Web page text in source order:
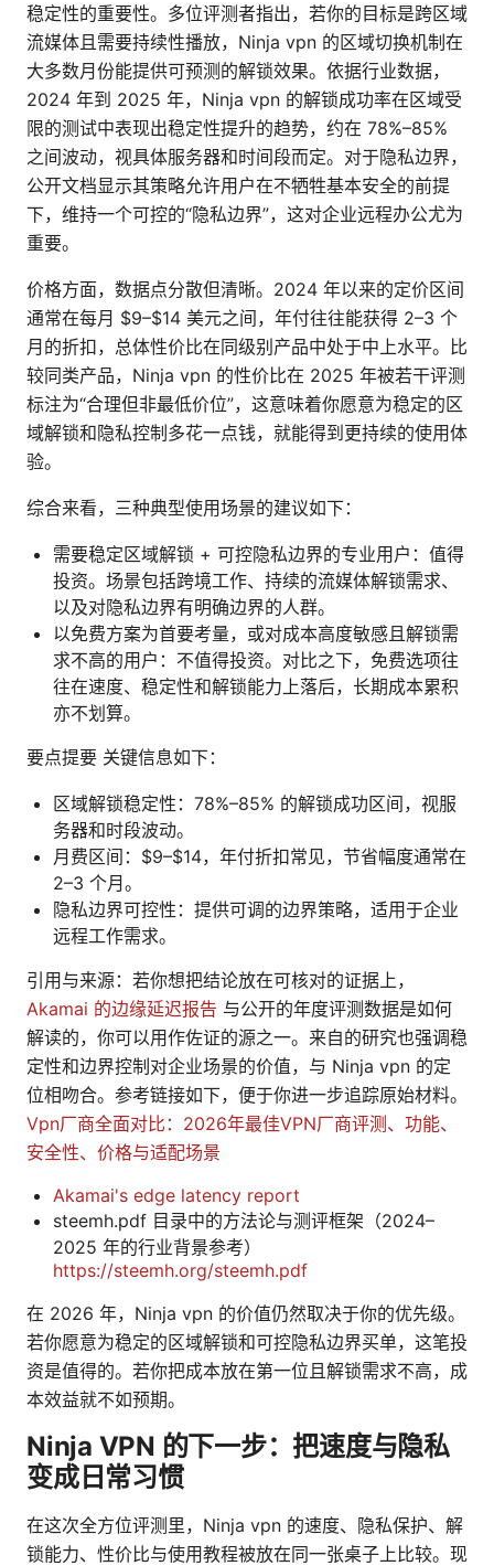
稳定性的重要性。多位评测者指出，若你的目标是跨区域
流媒体且需要持续性播放，Ninja vpn 的区域切换机制在
大多数月份能提供可预测的解锁效果。依据行业数据，
2024 年到 2025 年，Ninja vpn 的解锁成功率在区域受
限的测试中表现出稳定性提升的趋势，约在 78%–85%
之间波动，视具体服务器和时间段而定。对于隐私边界，
公开文档显示其策略允许用户在不牺牲基本安全的前提
下，维持一个可控的“隐私边界”，这对企业远程办公尤为
重要。
价格方面，数据点分散但清晰。2024 年以来的定价区间
通常在每月 $9–$14 美元之间，年付往往能获得 2–3 个
月的折扣，总体性价比在同级别产品中处于中上水平。比
较同类产品，Ninja vpn 的性价比在 2025 年被若干评测
标注为“合理但非最低价位”，这意味着你愿意为稳定的区
域解锁和隐私控制多花一点钱，就能得到更持续的使用体
验。
综合来看，三种典型使用场景的建议如下：
需要稳定区域解锁 + 可控隐私边界的专业用户：值得
投资。场景包括跨境工作、持续的流媒体解锁需求、
以及对隐私边界有明确边界的人群。
以免费方案为首要考量，或对成本高度敏感且解锁需
求不高的用户：不值得投资。对比之下，免费选项往
往在速度、稳定性和解锁能力上落后，长期成本累积
亦不划算。
要点提要 关键信息如下：
区域解锁稳定性：78%–85% 的解锁成功区间，视服
务器和时段波动。
月费区间：$9–$14，年付折扣常见，节省幅度通常在
2–3 个月。
隐私边界可控性：提供可调的边界策略，适用于企业
远程工作需求。
引用与来源：若你想把结论放在可核对的证据上，
Akamai 的边缘延迟报告 与公开的年度评测数据是如何
解读的，你可以用作佐证的源之一。来自的研究也强调稳
定性和边界控制对企业场景的价值，与 Ninja vpn 的定
位相吻合。参考链接如下，便于你进一步追踪原始材料。
Vpn厂商全面对比：2026年最佳VPN厂商评测、功能、
安全性、价格与适配场景
Akamai's edge latency report
steemh.pdf 目录中的方法论与测评框架（2024–
2025 年的行业背景参考）
https://steemh.org/steemh.pdf
在 2026 年，Ninja vpn 的价值仍然取决于你的优先级。
若你愿意为稳定的区域解锁和可控隐私边界买单，这笔投
资是值得的。若你把成本放在第一位且解锁需求不高，成
本效益就不如预期。
Ninja VPN 的下一步：把速度与隐私
变成日常习惯
在这次全方位评测里，Ninja vpn 的速度、隐私保护、解
锁能力、性价比与使用教程被放在同一张桌子上比较。现